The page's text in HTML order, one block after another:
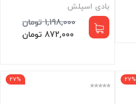
بادی اسپلش
1,198,000 تومان
872,000 تومان
27%
27%